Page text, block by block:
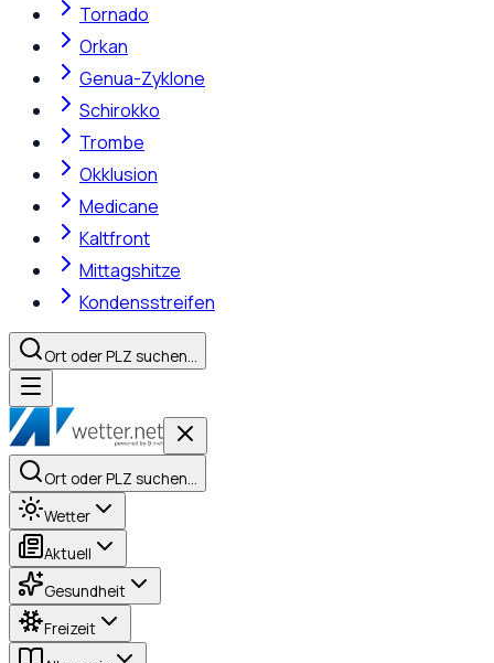
Tornado
Orkan
Genua-Zyklone
Schirokko
Trombe
Okklusion
Medicane
Kaltfront
Mittagshitze
Kondensstreifen
Ort oder PLZ suchen…
Ort oder PLZ suchen…
Wetter
Aktuell
Gesundheit
Freizeit